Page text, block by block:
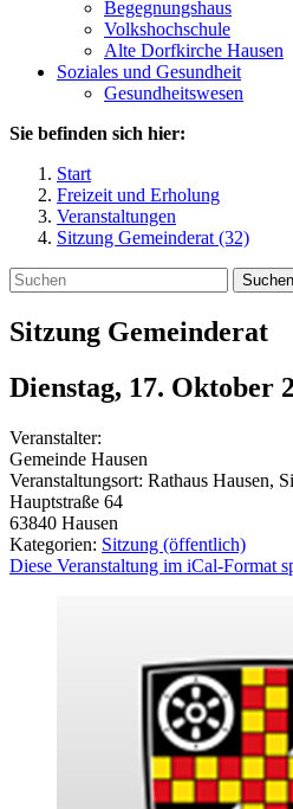
Begegnungshaus
Volkshochschule
Alte Dorfkirche Hausen
Soziales und Gesundheit
Gesundheitswesen
Sie befinden sich hier:
Start
Freizeit und Erholung
Veranstaltungen
Sitzung Gemeinderat (32)
Suchen
Sitzung Gemeinderat
Dienstag, 17. Oktober
Veranstalter:
Gemeinde Hausen
Veranstaltungsort: Rathaus Hausen,
Hauptstraße 64
63840 Hausen
Kategorien: Sitzung (öffentlich)
Diese Veranstaltung im iCal-Format